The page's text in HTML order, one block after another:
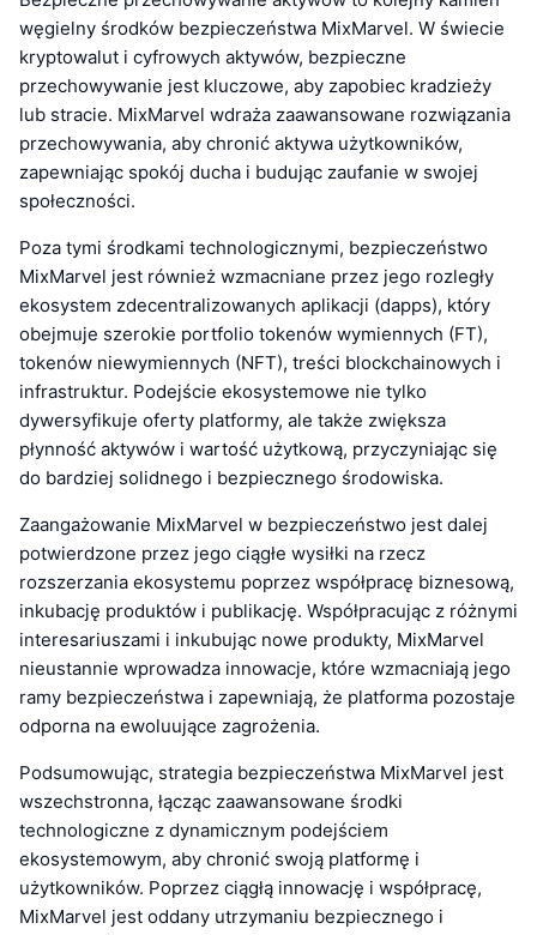
węgielny środków bezpieczeństwa MixMarvel. W świecie
kryptowalut i cyfrowych aktywów, bezpieczne
przechowywanie jest kluczowe, aby zapobiec kradzieży
lub stracie. MixMarvel wdraża zaawansowane rozwiązania
przechowywania, aby chronić aktywa użytkowników,
zapewniając spokój ducha i budując zaufanie w swojej
społeczności.
Poza tymi środkami technologicznymi, bezpieczeństwo
MixMarvel jest również wzmacniane przez jego rozległy
ekosystem zdecentralizowanych aplikacji (dapps), który
obejmuje szerokie portfolio tokenów wymiennych (FT),
tokenów niewymiennych (NFT), treści blockchainowych i
infrastruktur. Podejście ekosystemowe nie tylko
dywersyfikuje oferty platformy, ale także zwiększa
płynność aktywów i wartość użytkową, przyczyniając się
do bardziej solidnego i bezpiecznego środowiska.
Zaangażowanie MixMarvel w bezpieczeństwo jest dalej
potwierdzone przez jego ciągłe wysiłki na rzecz
rozszerzania ekosystemu poprzez współpracę biznesową,
inkubację produktów i publikację. Współpracując z różnymi
interesariuszami i inkubując nowe produkty, MixMarvel
nieustannie wprowadza innowacje, które wzmacniają jego
ramy bezpieczeństwa i zapewniają, że platforma pozostaje
odporna na ewoluujące zagrożenia.
Podsumowując, strategia bezpieczeństwa MixMarvel jest
wszechstronna, łącząc zaawansowane środki
technologiczne z dynamicznym podejściem
ekosystemowym, aby chronić swoją platformę i
użytkowników. Poprzez ciągłą innowację i współpracę,
MixMarvel jest oddany utrzymaniu bezpiecznego i